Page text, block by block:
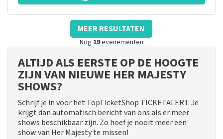
MEER RESULTATEN
Nog 19evenementen
ALTIJD ALS EERSTE OP DE HOOGTE
ZIJN VAN NIEUWE HER MAJESTY
SHOWS?
Schrijf je in voor het TopTicketShop TICKETALERT. Je
krijgt dan automatisch bericht van ons als er meer
shows beschikbaar zijn. Zo hoef je nooit meer een
show van Her Majesty te missen!